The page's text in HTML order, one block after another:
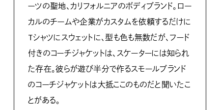
ーツの聖地、カリフォルニアのボディブランド。ロー
カルのチームや企業がカスタムを依頼するだけに
Tシャツにスウェットに、型も色も無数だが、フード
付きのコーチジャケットは、スケーターには知られ
た存在。彼らが遊び半分で作るスモールブランド
のコーチジャケットは大抵ここのものだと聞いたこ
とがある。